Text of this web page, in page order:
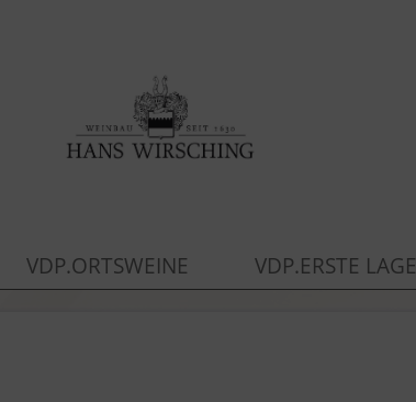
VDP.ORTSWEINE VDP.ERSTE LAGE